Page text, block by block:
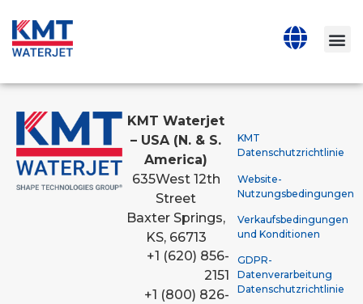
KMT Waterjet
– USA (N. & S.
America)
635West 12th
Street
Baxter Springs,
KS, 66713
+1 (620) 856-
2151
+1 (800) 826-
KMT
Datenschutzrichtlinie
Website-
Nutzungsbedingungen
Verkaufsbedingungen
und Konditionen
GDPR-
Datenverarbeitung
Datenschutzrichtlinie